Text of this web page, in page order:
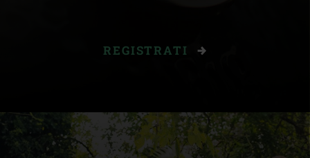
REGISTRATI